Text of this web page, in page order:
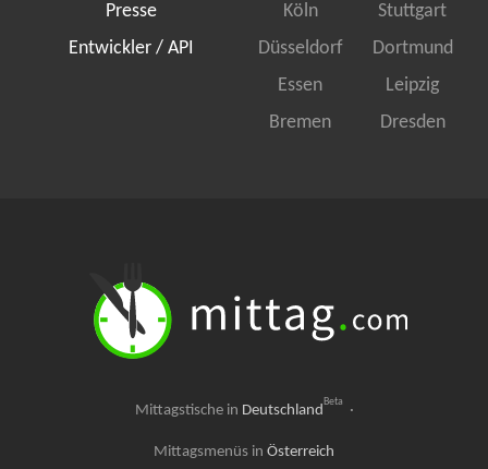
Presse
Entwickler / API
Köln
Stuttgart
Düsseldorf
Dortmund
Essen
Leipzig
Bremen
Dresden
Mittagstische in Deutschland Beta ·
Mittagsmenüs in Österreich